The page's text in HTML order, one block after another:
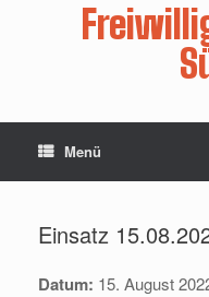
Menü
Einsatz
Datum: 15. August